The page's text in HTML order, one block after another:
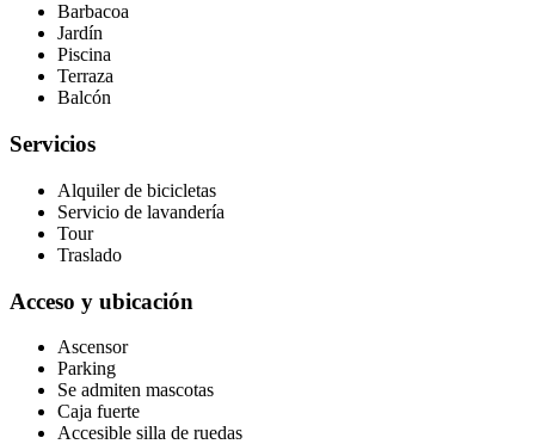
Barbacoa
Jardín
Piscina
Terraza
Balcón
Servicios
Alquiler de bicicletas
Servicio de lavandería
Tour
Traslado
Acceso y ubicación
Ascensor
Parking
Se admiten mascotas
Caja fuerte
Accesible silla de ruedas